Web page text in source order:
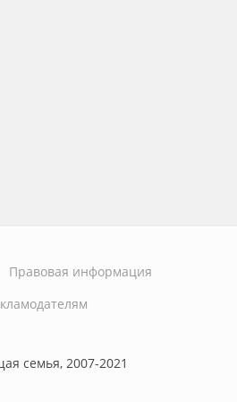
Правовая информация
семья, 2007-2021